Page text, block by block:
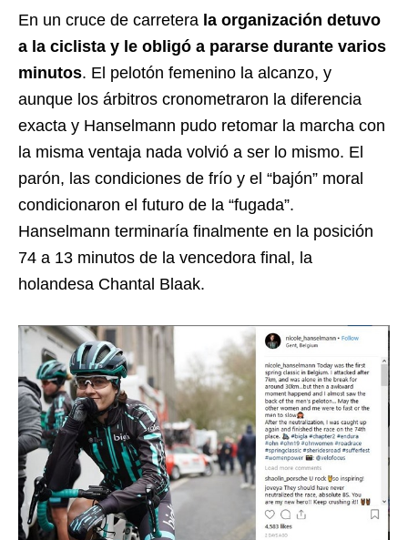
En un cruce de carretera la organización detuvo
a la ciclista y le obligó a pararse durante varios
minutos. El pelotón femenino la alcanzo, y
aunque los árbitros cronometraron la diferencia
exacta y Hanselmann pudo retomar la marcha con
la misma ventaja nada volvió a ser lo mismo. El
parón, las condiciones de frío y el “bajón” moral
condicionaron el futuro de la “fugada”.
Hanselmann terminaría finalmente en la posición
74 a 13 minutos de la vencedora final, la
holandesa Chantal Blaak.